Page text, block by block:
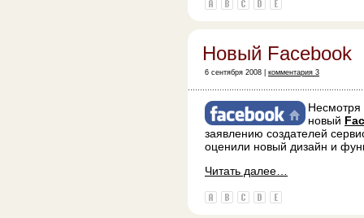
Новый Facebook
6 сентября 2008 | комментария 3
Несмотря
новый
заявлению создателей
оценили новый дизайн и
Читать далее…